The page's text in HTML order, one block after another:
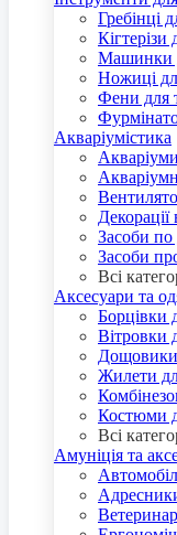
Гребінці
Кігтерізи
Машинки
Ножиці
Фени для
Акваріумістика
Акваріуми
Декорації
Засоби по
Засоби
Всі
Аксесуари та
Борцівки
Вітровки
Дощовики
Жилети
Костюми
Всі
Амуніція та